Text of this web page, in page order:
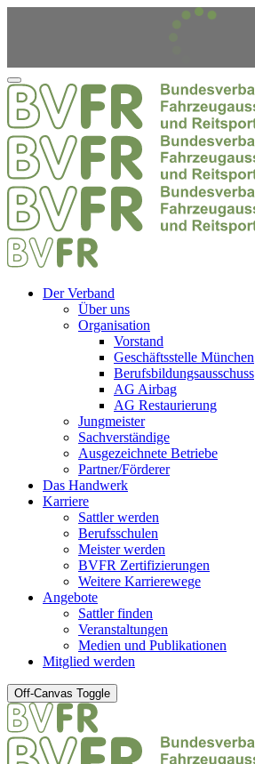
Der Verband
Über uns
Organisation
Vorstand
Geschäftsstelle München
Berufsbildungsausschuss
AG Airbag
AG Restaurierung
Jungmeister
Sachverständige
Ausgezeichnete Betriebe
Partner/Förderer
Das Handwerk
Karriere
Sattler werden
Berufsschulen
Meister werden
BVFR Zertifizierungen
Weitere Karrierewege
Angebote
Sattler finden
Veranstaltungen
Medien und Publikationen
Mitglied werden
Off-Canvas Toggle